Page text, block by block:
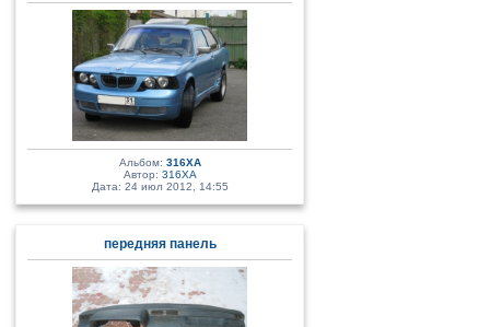
Альбом: 316XA
Автор: 316XA
Дата: 24 июл 2012, 14:55
передняя панель